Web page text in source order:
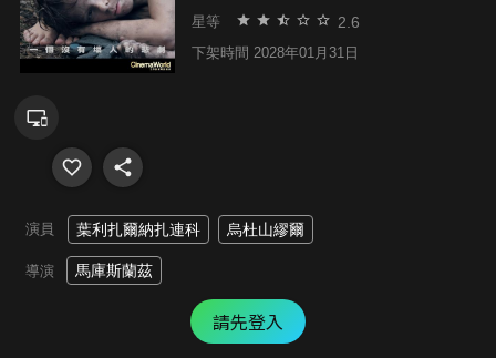
星等 2.6
下架時間 2028年01月31日
演員 葉利扎爾納扎連科 烏杜山繆爾
導演 馬庫斯蘭茲
請先登入